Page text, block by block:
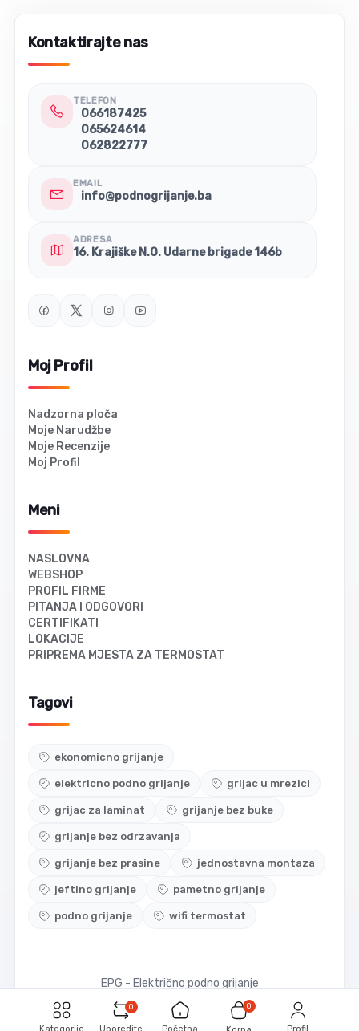
0 0
Kontaktirajte nas
TELEFON
066187425
065624614
062822777
EMAIL
info@podnogrijanje.ba
ADRESA
16. Krajiške N.O. Udarne brigade 146b
Moj Profil
Nadzorna ploča
Moje Narudžbe
Moje Recenzije
Moj Profil
Meni
NASLOVNA
WEBSHOP
PROFIL FIRME
PITANJA I ODGOVORI
CERTIFIKATI
LOKACIJE
PRIPREMA MJESTA ZA TERMOSTAT
Tagovi
ekonomicno grijanje
elektricno podno grijanje grijac u mrezici
grijac za laminat grijanje bez buke
grijanje bez odrzavanja
grijanje bez prasine jednostavna montaza
jeftino grijanje pametno grijanje
podno grijanje wifi termostat
EPG - Električno podno grijanje